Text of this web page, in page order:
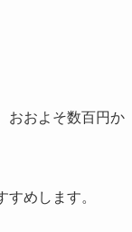
おおよそ数百円か
めします。